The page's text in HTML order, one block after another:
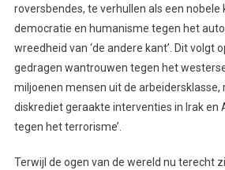
roversbendes, te verhullen als een nobele
democratie en humanisme tegen het
wreedheid van ‘de andere kant’. Dit volgt
gedragen wantrouwen tegen het
miljoenen mensen uit de arbeidersklasse,
diskrediet geraakte interventies in Irak en
tegen het terrorisme’.
Terwijl de ogen van de wereld nu terecht